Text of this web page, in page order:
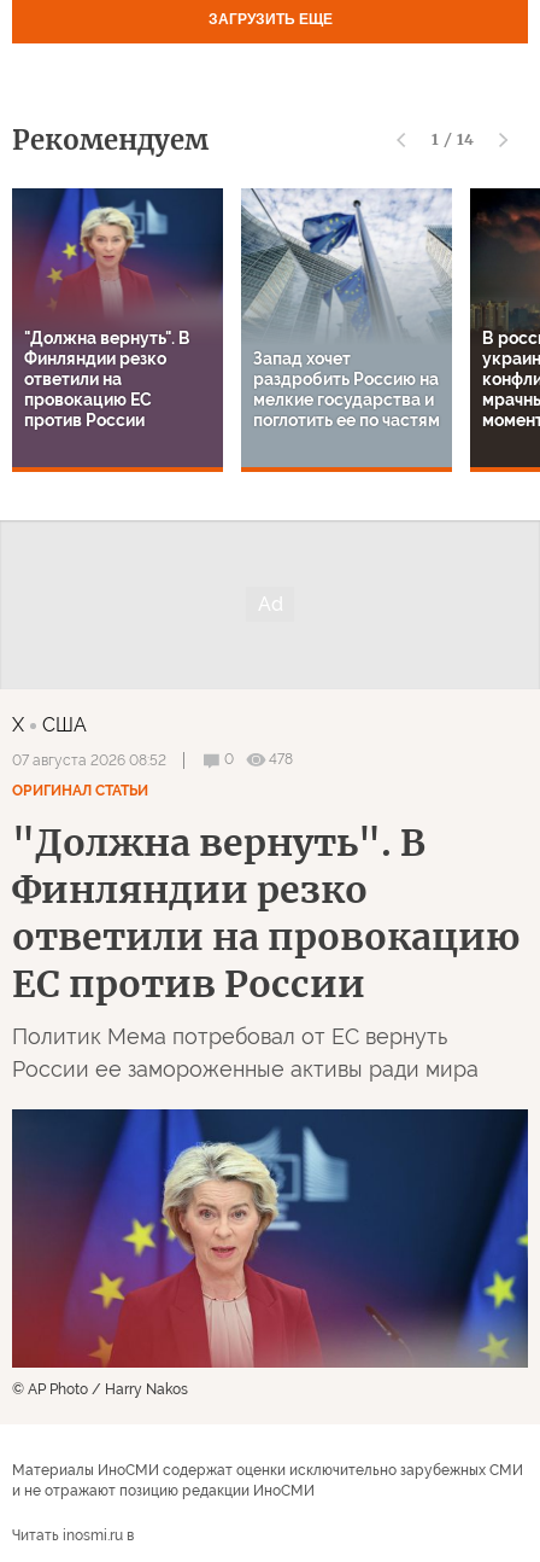
ЗАГРУЗИТЬ ЕЩЕ
Рекомендуем 1 / 14
"Должна вернуть". В
Финляндии резко
ответили на
провокацию ЕС
против России
Запад хочет
раздробить Россию на
мелкие государства и
поглотить ее по частям
В
X США
07 августа 2026 08:52 0
478
ОРИГИНАЛ СТАТЬИ
"Должна вернуть". В
Финляндии резко
ответили на провокацию
ЕС против России
Политик Мема потребовал от ЕС вернуть
России ее замороженные активы ради мира
© AP Photo / Harry Nakos
Материалы ИноСМИ содержат оценки исключительно зарубежных СМИ
и не отражают позицию редакции ИноСМИ
Читать inosmi.ru в